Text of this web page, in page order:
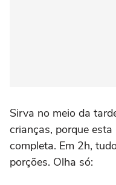
Sirva no meio da
crianças, porque
completa. Em 2h,
porções. Olha só: